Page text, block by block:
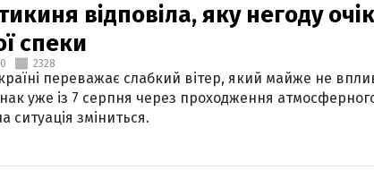
відповіла, яку негоду
спеки
2328
переважає слабкий вітер, який майже не
уже із 7 серпня через проходження
ситуація зміниться.